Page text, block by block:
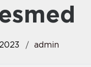
admin